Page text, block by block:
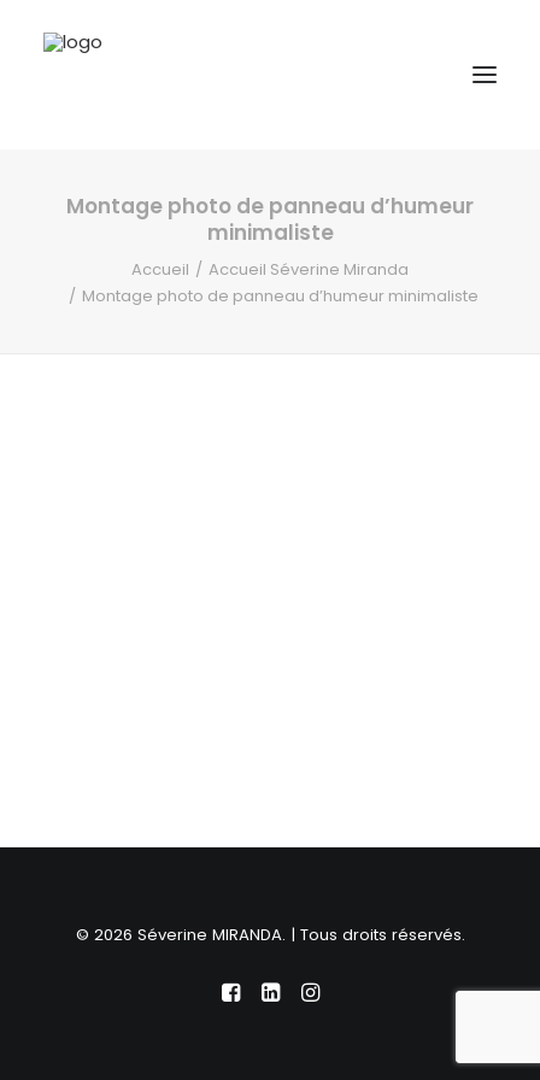
A propos
Accompagnement
Montage photo de panneau d’humeur
minimaliste
Accueil
Accueil Séverine Miranda
Montage photo de panneau d’humeur minimaliste
© 2026 Séverine MIRANDA. | Tous droits réservés.